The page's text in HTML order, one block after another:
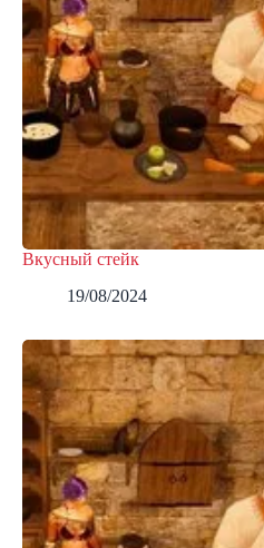
Вкусный стейк
19/08/2024